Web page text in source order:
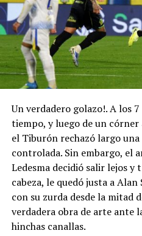
“En su Memoria, la
dispuesto, previo a su inicio,
de silencio en todos los
las Categorías del Fútbol
brazalete negro por parte
y cuerpos técnicos”.
“Asimismo, las banderas de
ondearan a media asta, en
viernes 14 de agosto
“En este momento de
Claudio Tapia, los miembros
la familia del fútbol
hermanos, familiares y seres
Un verdadero golazo!. A los
tiempo, y luego de un córner
el Tiburón rechazó largo
controlada. Sin embargo, el
Ledesma decidió salir lejos y
cabeza, le quedó justa a Alan
con su zurda desde la mitad
verdadera obra de arte ante
hinchas canallas.